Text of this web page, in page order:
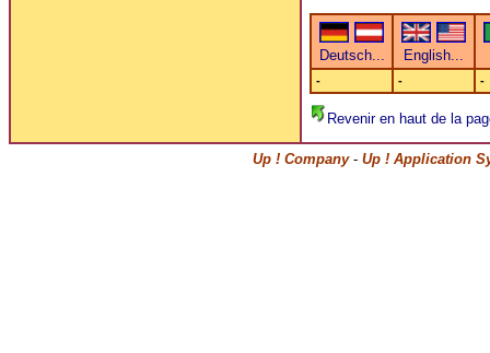
- - -
Revenir en haut de la
Up ! Company- Up ! Application